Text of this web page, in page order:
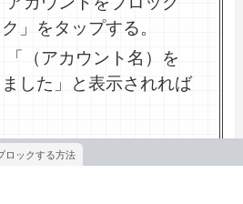
」をタップする。
「（アカウント名）を
した」と表示されれば
ロックする方法